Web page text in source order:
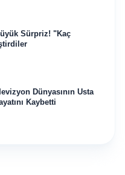
Sürpriz! "Kaç
Dünyasının Usta
Kaybetti